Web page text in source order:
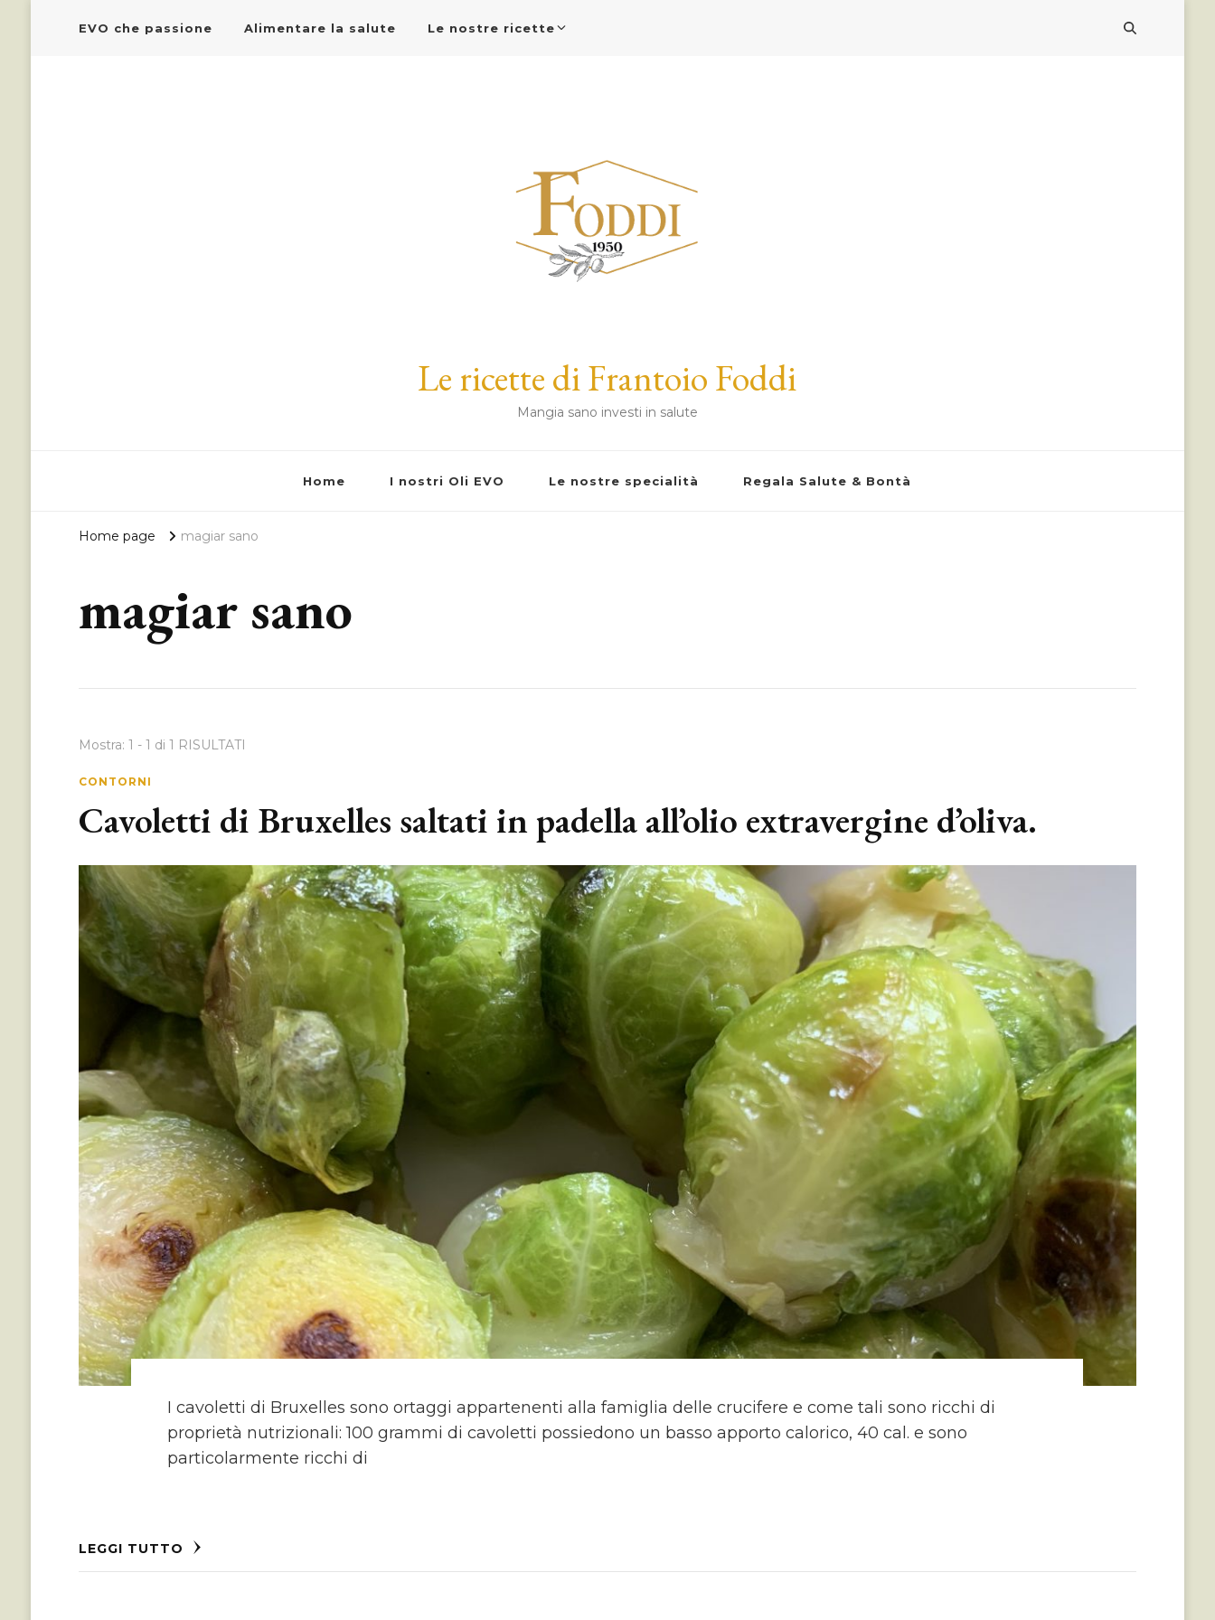
EVO che passione Alimentare la salute Le nostre ricette
Le ricette di Frantoio Foddi
Mangia sano investi in salute
Home I nostri Oli EVO Le nostre specialità Regala Salute & Bontà
Home page magiar sano
magiar sano
Mostra: 1 - 1 di 1 RISULTATI
CONTORNI
Cavoletti di Bruxelles saltati in padella all’olio extravergine d’oliva.
I cavoletti di Bruxelles sono ortaggi appartenenti alla famiglia delle crucifere e come tali sono ricchi di
proprietà nutrizionali: 100 grammi di cavoletti possiedono un basso apporto calorico, 40 cal. e sono
particolarmente ricchi di
LEGGI TUTTO